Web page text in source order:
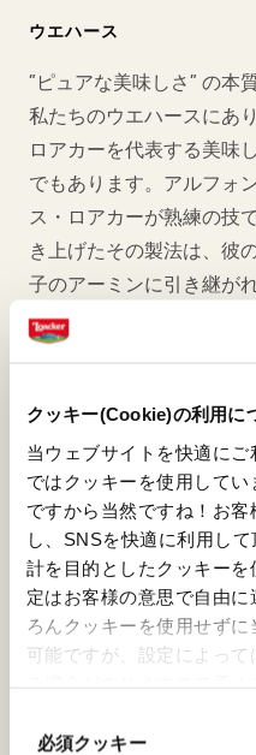
クッキー(Cookie)の利用に
当ウェブサイトを快適に
ではクッキーを使用して
ですから当然ですね！お
し、SNSを快適に利用し
計を目的としたクッキー
定はお客様の意思で自由
ろんクッキーを使用せず
可能ですが、設定によっ
必須クッキー
ウエハース
”ピュアな美味しさ” の本
私たちのウエハースにあり
ロアカーを代表する美味
でもあります。アルフォ
ス・ロアカーが熟練の技
き上げたその製法は、彼
子のアーミンに引き継が
大切に守られています。ア
ミンはそのオリジナルレシ
い製品も作り出していま